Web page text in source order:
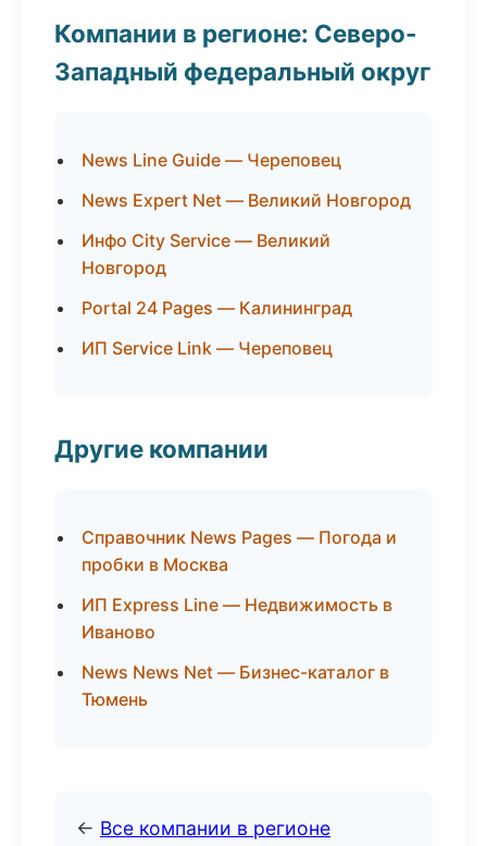
Компании в регионе: Северо-
Западный федеральный округ
News Line Guide — Череповец
News Expert Net — Великий Новгород
Инфо City Service — Великий
Новгород
Portal 24 Pages — Калининград
ИП Service Link — Череповец
Другие компании
Справочник News Pages — Погода и
пробки в Москва
ИП Express Line — Недвижимость в
Иваново
News News Net — Бизнес-каталог в
Тюмень
← Все компании в регионе